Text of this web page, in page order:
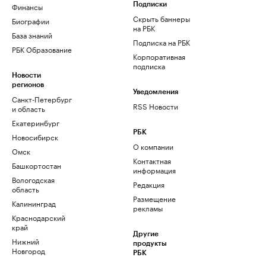
Финансы
Биографии
База знаний
РБК Образование
Новости
регионов
Санкт-Петербург
и область
Екатеринбург
Новосибирск
Омск
Башкортостан
Вологодская
область
Калининград
Краснодарский
край
Нижний
Новгород
Подписки
Скрыть баннеры
на РБК
Подписка на РБК
Корпоративная
подписка
Уведомления
RSS Новости
РБК
О компании
Контактная
информация
Редакция
Размещение
рекламы
Другие
продукты
РБК